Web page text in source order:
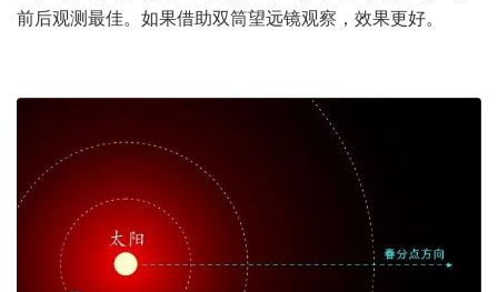
前后观测最佳。如果借助双筒望远镜观察，效果更好。